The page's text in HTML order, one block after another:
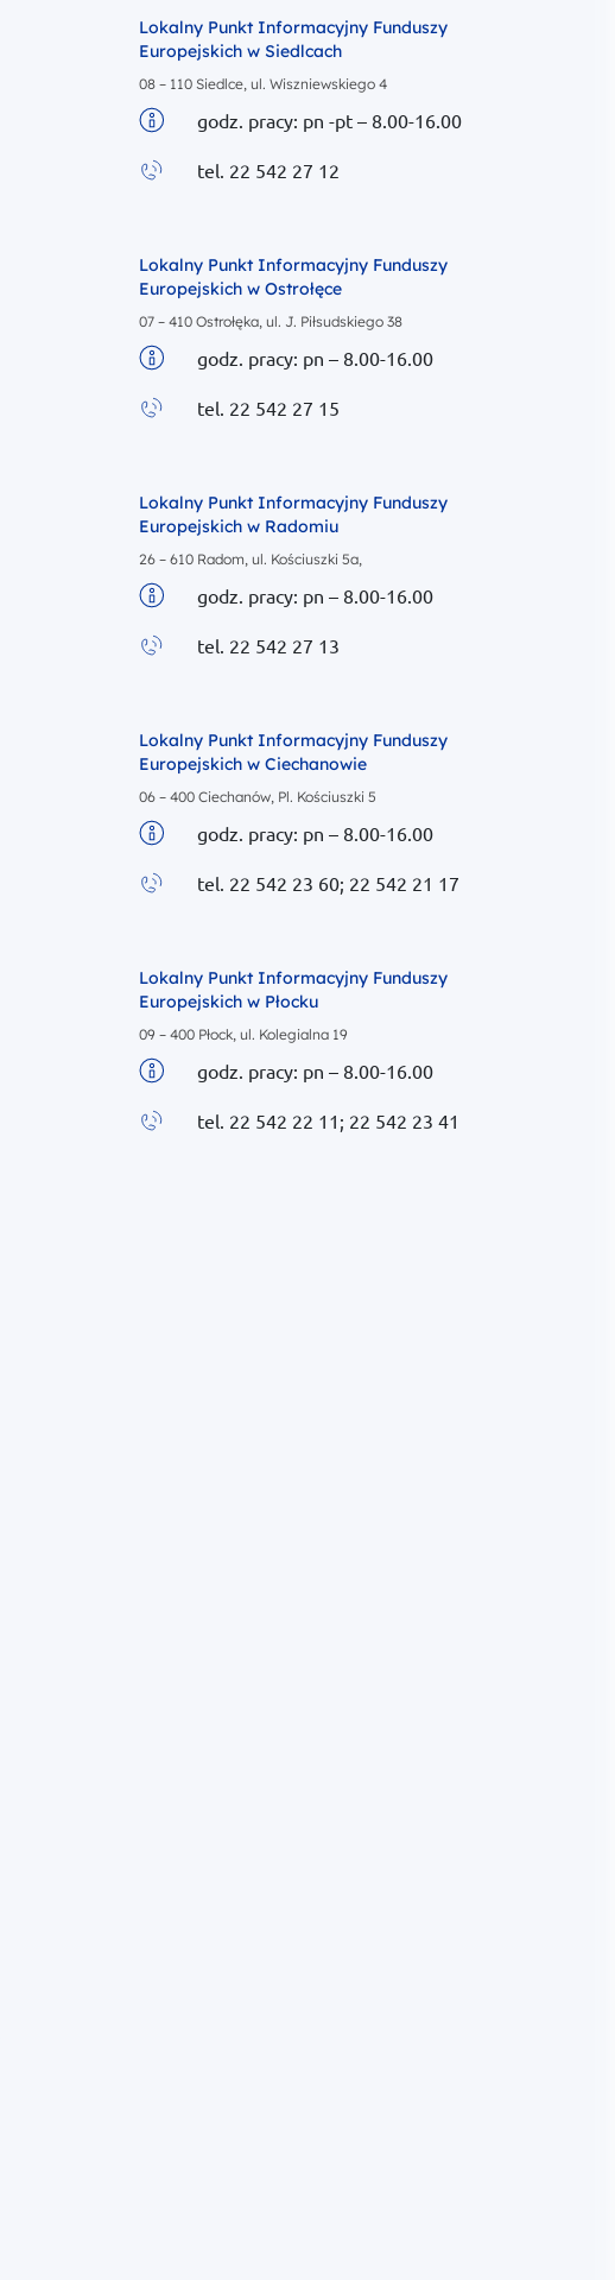
Lokalny Punkt Informacyjny Funduszy
Europejskich w Siedlcach
08 – 110 Siedlce, ul. Wiszniewskiego 4
Biuletyn informacyjny
godz. pracy: pn -pt – 8.00-16.00
Zadzwoń do
tel. 22 542 27 12
Lokalny Punkt Informacyjny Funduszy
Europejskich w Ostrołęce
07 – 410 Ostrołęka, ul. J. Piłsudskiego 38
Biuletyn informacyjny
godz. pracy: pn – 8.00-16.00
Zadzwoń do
tel. 22 542 27 15
Lokalny Punkt Informacyjny Funduszy
Europejskich w Radomiu
26 – 610 Radom, ul. Kościuszki 5a,
Biuletyn informacyjny
godz. pracy: pn – 8.00-16.00
Zadzwoń do
tel. 22 542 27 13
Lokalny Punkt Informacyjny Funduszy
Europejskich w Ciechanowie
06 – 400 Ciechanów, Pl. Kościuszki 5
Biuletyn informacyjny
godz. pracy: pn – 8.00-16.00
Zadzwoń do
tel. 22 542 23 60; 22 542 21 17
Lokalny Punkt Informacyjny Funduszy
Europejskich w Płocku
09 – 400 Płock, ul. Kolegialna 19
Biuletyn informacyjny
godz. pracy: pn – 8.00-16.00
Zadzwoń do
tel. 22 542 22 11; 22 542 23 41